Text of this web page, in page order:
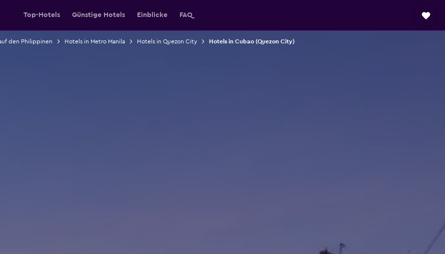
Top-Hotels Günstige Hotels Einblicke FAQ
den Philippinen Hotels in Metro Manila Hotels in Quezon City Hotels in Cubao (Quezon City)